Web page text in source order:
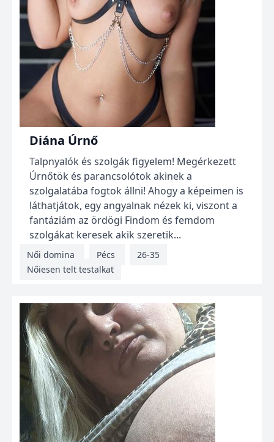
Diána Úrnő
Talpnyalók és szolgák figyelem! Megérkezett
Úrnőtök és parancsolótok akinek a
szolgalatába fogtok állni! Ahogy a képeimen is
láthatjátok, egy angyalnak nézek ki, viszont a
fantáziám az ördögi Findom és femdom
szolgákat keresek akik szeretik...
Női domina Pécs
26-35
Nőiesen telt testalkat